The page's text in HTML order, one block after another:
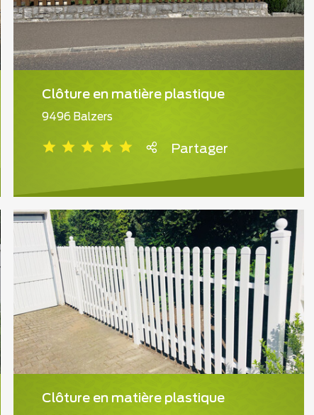
Clôture en matière plastique
9496 Balzers
Partager
Clôture en matière plastique